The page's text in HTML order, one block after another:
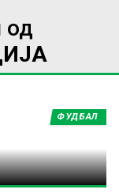
од
ФУДБАЛ